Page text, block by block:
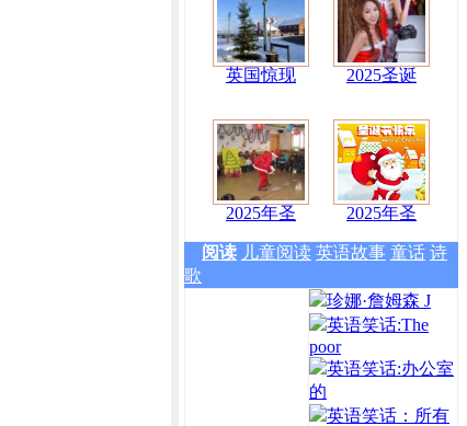
英国惊现 2025圣诞
2025年圣 2025年圣
阅读 儿童阅读 英语故事 童话 诗
歌
珍娜·詹姆森 J
英语笑话:The
poor
英语笑话:办公室
的
英语笑话：所有